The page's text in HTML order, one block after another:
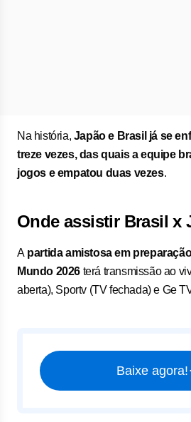
Na história, Japão e Brasil já se
treze vezes, das quais a equipe
jogos e empatou duas vezes.
Onde assistir Brasil x
Apartida amistosa em
Mundo 2026 terá transmissão ao
aberta), Sportv (TV fechada) e Ge
Baixe agora!